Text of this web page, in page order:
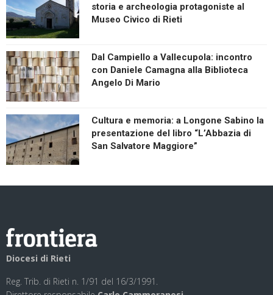
storia e archeologia protagoniste al
Museo Civico di Rieti
Dal Campiello a Vallecupola: incontro
con Daniele Camagna alla Biblioteca
Angelo Di Mario
Cultura e memoria: a Longone Sabino la
presentazione del libro “L’Abbazia di
San Salvatore Maggiore”
Diocesi di Rieti
Reg. Trib. di Rieti n. 1/91 del 16/3/1991.